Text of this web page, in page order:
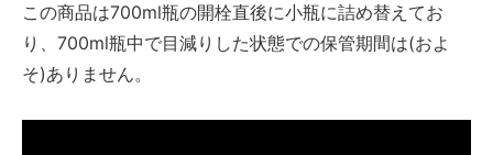
この商品は700ml瓶の開栓直後に小瓶に詰め替えてお
り、700ml瓶中で目減りした状態での保管期間は(およ
そ)ありません。